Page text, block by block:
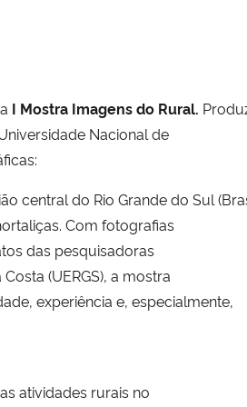
I Mostra Imagens do Rural.
Nacional de
central do Rio Grande do Sul
Com fotografias
das pesquisadoras
(UERGS), a mostra
experiência e, especialmente,
atividades rurais no